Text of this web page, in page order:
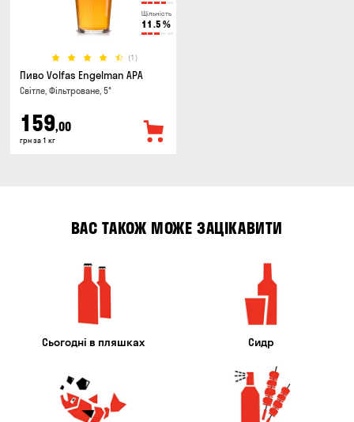
Щільність
11.5 %
(1)
Пиво Volfas Engelman APA
Світле, Фільтроване, 5°
159,00
грн за 1 кг
ВАС ТАКОЖ МОЖЕ ЗАЦІКАВИТИ
Сьогодні в пляшках Сидр